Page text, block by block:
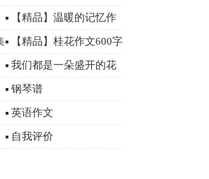
文400字10篇
【精品】温暖的记忆作
文3篇
【精品】桂花作文600字
3篇
我们都是一朵盛开的花
作文2篇
钢琴谱
英语作文
自我评价